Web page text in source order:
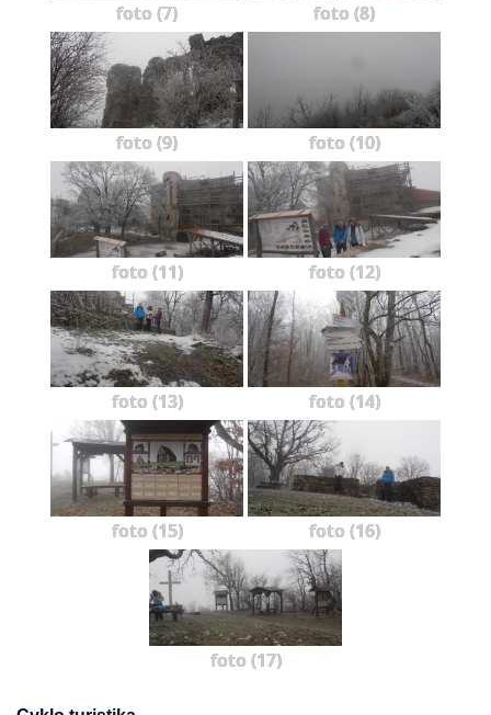
foto (7) foto (8)
foto (9) foto (10)
foto (11) foto (12)
foto (13) foto (14)
foto (15) foto (16)
foto (17)